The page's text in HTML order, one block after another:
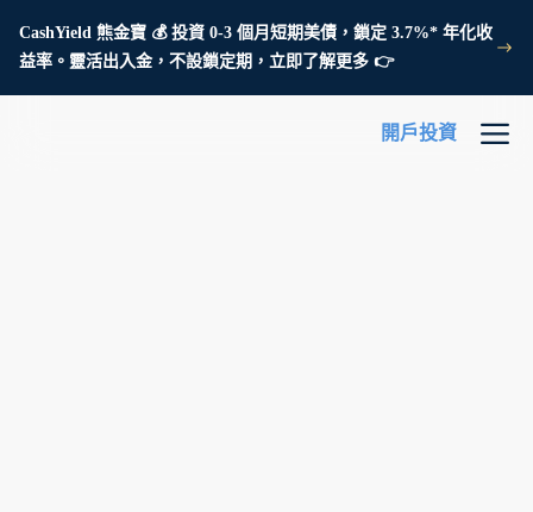
CashYield 熊金寶 💰 投資 0-3 個月短期美債，鎖定 3.7%* 年化收
益率。靈活出入金，不設鎖定期，立即了解更多 👉
開戶投資